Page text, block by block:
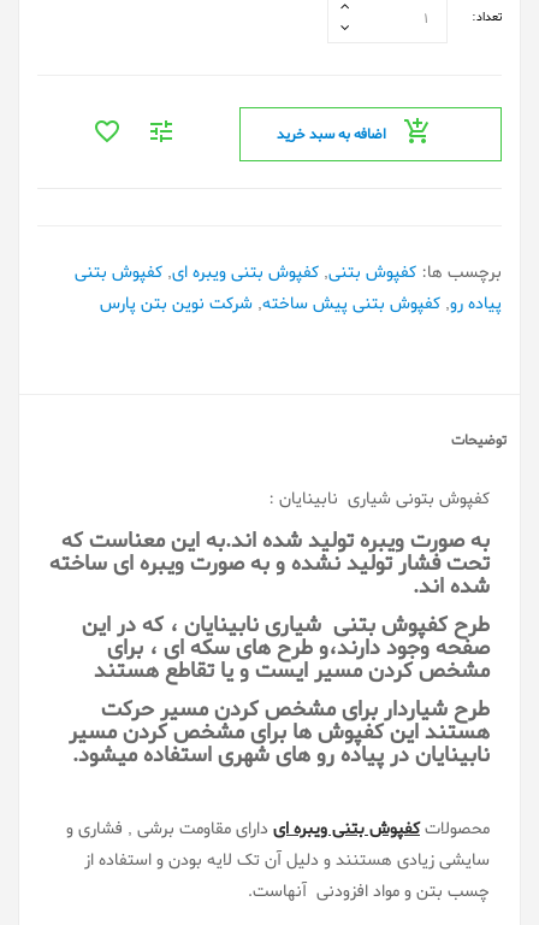
تعداد:
اضافه به سبد خرید
برچسب ها: کفپوش بتنی, کفپوش بتنی ویبره ای, کفپوش بتنی
پیاده رو, کفپوش بتنی پیش ساخته, شرکت نوین بتن پارس
توضیحات
کفپوش بتونی شیاری نابینایان :
به صورت ویبره تولید شده اند.به این معناست که
تحت فشار تولید نشده و به صورت ویبره ای ساخته
شده اند.
طرح کفپوش بتنی شیاری نابینایان ، که در این
صفحه وجود دارند،و طرح های سکه ای ، برای
مشخص کردن مسیر ایست و یا تقاطع هستند
طرح شیاردار برای مشخص کردن مسیر حرکت
هستند این کفپوش ها برای مشخص کردن مسیر
نابینایان در پیاده رو های شهری استفاده میشود.
محصولاتکفپوش بتنی ویبره ای دارای مقاومت برشی , فشاری و
سایشی زیادی هستنند و دلیل آن تک لایه بودن و استفاده از
چسب بتن و مواد افزودنی آنهاست.